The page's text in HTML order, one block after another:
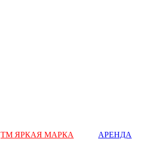
ТМ ЯРКАЯ МАРКА АРЕНДА